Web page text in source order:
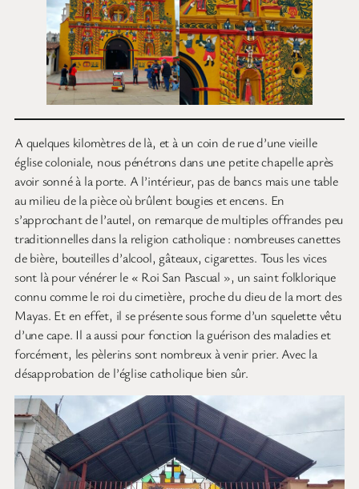
A quelques kilomètres de là, et à un coin de rue d’une vieille
église coloniale, nous pénétrons dans une petite chapelle après
avoir sonné à la porte. A l’intérieur, pas de bancs mais une table
au milieu de la pièce où brûlent bougies et encens. En
s’approchant de l’autel, on remarque de multiples offrandes peu
traditionnelles dans la religion catholique : nombreuses canettes
de bière, bouteilles d’alcool, gâteaux, cigarettes. Tous les vices
sont là pour vénérer le « Roi San Pascual », un saint folklorique
connu comme le roi du cimetière, proche du dieu de la mort des
Mayas. Et en effet, il se présente sous forme d’un squelette vêtu
d’une cape. Il a aussi pour fonction la guérison des maladies et
forcément, les pèlerins sont nombreux à venir prier. Avec la
désapprobation de l’église catholique bien sûr.